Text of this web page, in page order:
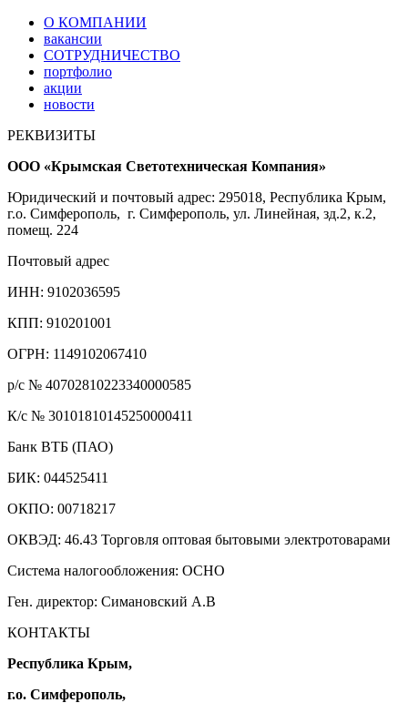
О КОМПАНИИ
вакансии
СОТРУДНИЧЕСТВО
портфолио
акции
новости
РЕКВИЗИТЫ
ООО «Крымская Светотехническая Компания»
Юридический и почтовый адрес: 295018, Республика Крым,
г.о. Симферополь, г. Симферополь, ул. Линейная, зд.2, к.2,
помещ. 224
Почтовый адрес
ИНН: 9102036595
КПП: 910201001
ОГРН: 1149102067410
р/с № 40702810223340000585
К/с № 30101810145250000411
Банк ВТБ (ПАО)
БИК: 044525411
ОКПО: 00718217
ОКВЭД: 46.43 Торговля оптовая бытовыми электротоварами
Система налогообложения: ОСНО
Ген. директор: Симановский А.В
КОНТАКТЫ
Республика Крым,
г.о. Симферополь,